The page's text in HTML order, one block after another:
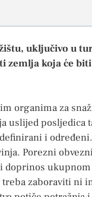
uključivo u
zemlja koja će
organima za
uslijed posljedica
i
Porezni
doprinos
treba zaboraviti ni